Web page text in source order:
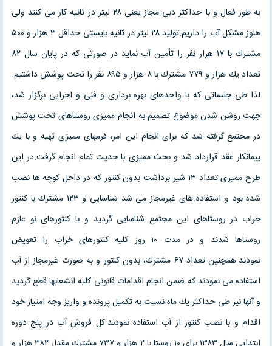
به طور فعال و با حداكثر دبی مجاز یعنی ۲۸ لیتر در ثانیه کار می كنند ولی
هنوز مشكل آب را داریم.تولید ۲۸ لیتر در ثانیه بایستی حداقل ۳ هزار و ۵۰۰
مشترك با ۱۷ هزار نفر را تأمین آب نماید در صورتی كه در پایان سال ۸۲
تعداد یك هزار و ۷۷۹ مشترك با ۸ هزار و ۸۹۵ نفر را تحت پوشش داشتیم.
لذا طی جلساتی كه با واحدهای بهره برداری و فنی و اجرایی برگزار شد،
جهت روشن شدن موضوع تصمیم به انجام ممیزی روستاهای تحت پوشش
در مجتمع گرفته شد كه برای انجام این امر، فرمهای ممیزی تهیه و با یك
پیمانكار عقد قرارداد شد و بحث ممیزی با جدیت تمام انجام گرفت.در این
طرح ممیزی تعداد ۱۳ شیر برداشت بدون كنتور كه در داخل كوچه ها نصب
شده بود و استفاده های غیرمجاز می شد شناسایی و ۱۲۳ مشترك با كنتور
خراب در روستاهای این مجتمع شناسایی گردید و با كنتورهای نو عازم
روستاها شدند و در مدت ۱۰ روز كلیه كنتورهای خراب را تعویض
نمودند.همچنین تعداد ۶۷ مشترك، بدون كنتور و به صورت غیرمجاز از آب
استفاده می نمودند كه ضمن انجام اقدامات قانونی كلیه انشعابها قطع گردید
و آنها نیز طی حداكثر یك ماه نسبت به تكمیل پرونده و واریز وجه امتیاز خود
اقدام و با نصب كنتور از آب استفاده نمودند.كل فروش آب در پنج دوره